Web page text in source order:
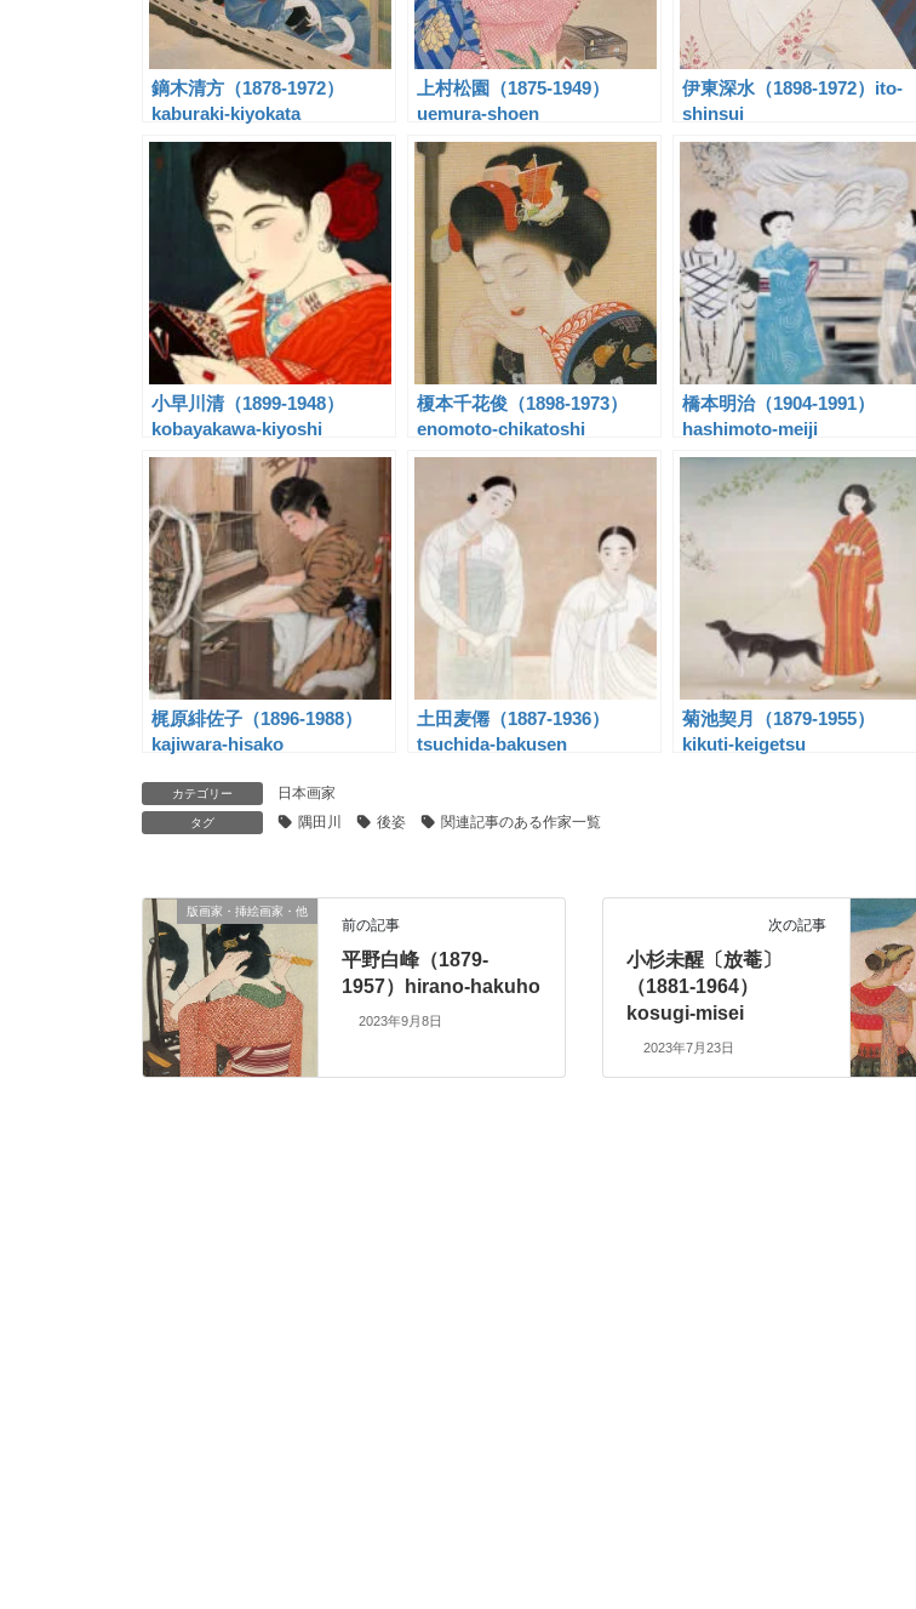
鏑木清方（1878-1972）
kaburaki-kiyokata
上村松園（1875-1949）
uemura-shoen
伊東深水（1898-1972）ito-
shinsui
小早川清（1899-1948）
kobayakawa-kiyoshi
榎本千花俊（1898-1973）
enomoto-chikatoshi
橋本明治（1904-1991）
hashimoto-meiji
梶原緋佐子（1896-1988）
kajiwara-hisako
土田麦僊（1887-1936）
tsuchida-bakusen
菊池契月（1879-1955）
kikuti-keigetsu
カテゴリー 日本画家
タグ 隅田川 後姿 関連記事のある作家一覧
版画家・挿絵画家・他
前の記事
平野白峰（1879-
1957）hirano-hakuho
2023年9月8日
次の記事
小杉未醒〔放菴〕
（1881-1964）
kosugi-misei
2023年7月23日